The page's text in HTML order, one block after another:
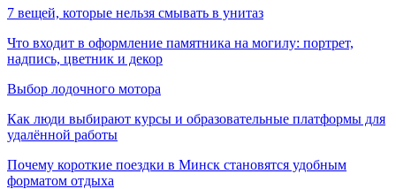
7 вещей, которые нельзя смывать в унитаз
Что входит в оформление памятника на могилу: портрет,
надпись, цветник и декор
Выбор лодочного мотора
Как люди выбирают курсы и образовательные платформы для
удалённой работы
Почему короткие поездки в Минск становятся удобным
форматом отдыха